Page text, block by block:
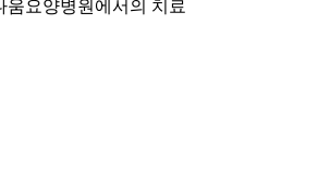
움요양병원에서의 치료